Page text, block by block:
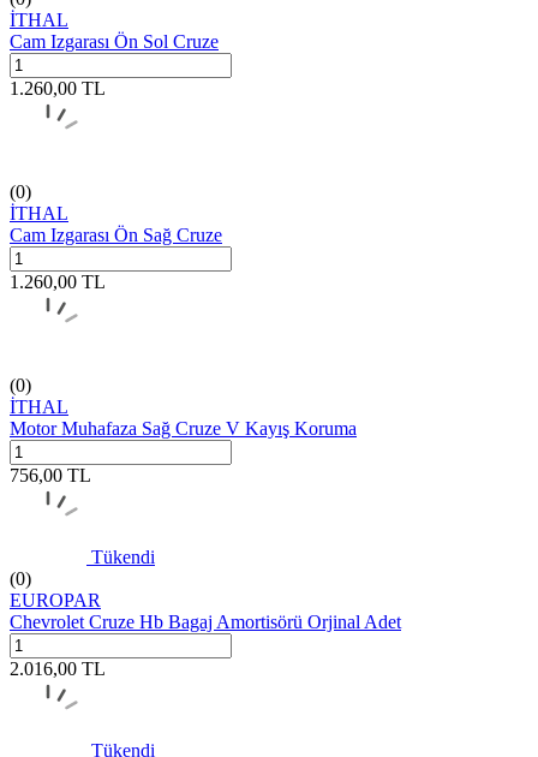
İTHAL
Cam Izgarası Ön Sol Cruze
1.260,00 TL
(0)
İTHAL
Cam Izgarası Ön Sağ Cruze
1.260,00 TL
(0)
İTHAL
Motor Muhafaza Sağ Cruze V Kayış Koruma
756,00 TL
Tükendi
(0)
EUROPAR
Chevrolet Cruze Hb Bagaj Amortisörü Orjinal Adet
2.016,00 TL
Tükendi